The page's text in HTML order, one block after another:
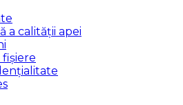
a calităţii apei
fișiere